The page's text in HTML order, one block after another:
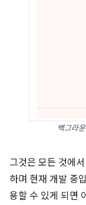
백그라
그것은 모든 것에
하며 현재 개발 중
용할 수 있게 되면